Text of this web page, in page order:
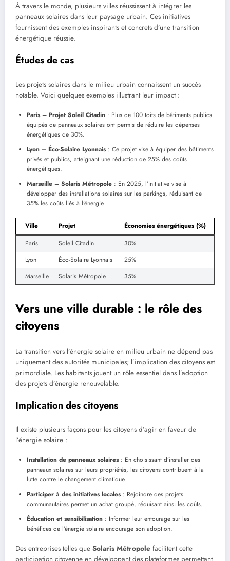
À travers le monde, plusieurs villes réussissent à intégrer les
panneaux solaires dans leur paysage urbain. Ces initiatives
fournissent des exemples inspirants et concrets d’une transition
énergétique réussie.
Études de cas
Les projets solaires dans le milieu urbain connaissent un succès
notable. Voici quelques exemples illustrant leur impact :
Paris – Projet Soleil Citadin : Plus de 100 toits de bâtiments publics
équipés de panneaux solaires ont permis de réduire les dépenses
énergétiques de 30%.
Lyon – Éco-Solaire Lyonnais: Ce projet vise à équiper des bâtiments
privés et publics, atteignant une réduction de 25% des coûts
énergétiques.
Marseille – Solaris Métropole : En 2025, l’initiative vise à
développer des installations solaires sur les parkings, réduisant de
35% les coûts liés à l’énergie.
Ville Projet
Économies énergétiques (%)
Paris
Soleil Citadin
30%
Lyon
Éco-Solaire Lyonnais
25%
Marseille
Solaris Métropole 35%
Vers une ville durable : le rôle des
citoyens
La transition vers l’énergie solaire en milieu urbain ne dépend pas
uniquement des autorités municipales; l’implication des citoyens est
primordiale. Les habitants jouent un rôle essentiel dans l’adoption
des projets d’énergie renouvelable.
Implication des citoyens
Il existe plusieurs façons pour les citoyens d’agir en faveur de
l’énergie solaire :
Installation de panneaux solaires: En choisissant d’installer des
panneaux solaires sur leurs propriétés, les citoyens contribuent à la
lutte contre le changement climatique.
Participer à des initiatives locales: Rejoindre des projets
communautaires permet un achat groupé, réduisant ainsi les coûts.
Éducation et sensibilisation : Informer leur entourage sur les
bénéfices de l’énergie solaire encourage son adoption.
Des entreprises telles que Solaris Métropole facilitent cette